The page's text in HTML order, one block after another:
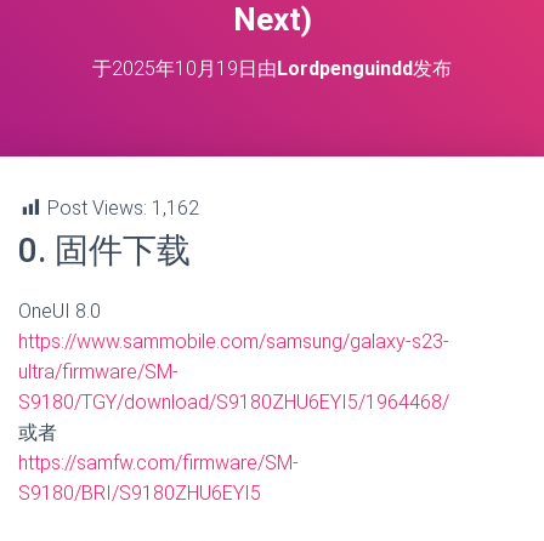
Next)
于2025年10月19日由Lordpenguindd发布
Post Views: 1,162
0. 固件下载
OneUI 8.0
https://www.sammobile.com/samsung/galaxy-s23-
ultra/firmware/SM-
S9180/TGY/download/S9180ZHU6EYI5/1964468/
或者
https://samfw.com/firmware/SM-
S9180/BRI/S9180ZHU6EYI5